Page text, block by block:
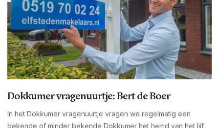
Dokkumer vragenuurtje: Bert de Boer
In het Dokkumer vragenuurtje vragen we regelmatig een
bekende of minder bekende Dokkumer het hemd van het lijf.